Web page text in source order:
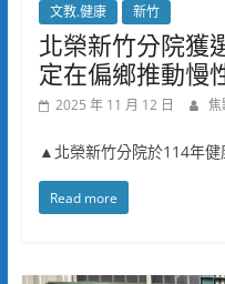
文教.健康 新竹
北榮新竹分院
定在偏鄉推動慢
2025 年 11 月 12 日 焦
▲北榮新竹分院於114年健
Read more